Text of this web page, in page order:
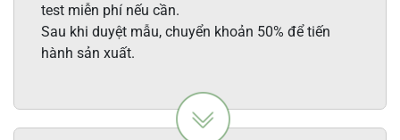
test miễn phí nếu cần.
Sau khi duyệt mẫu, chuyển khoản 50% để tiến
hành sản xuất.